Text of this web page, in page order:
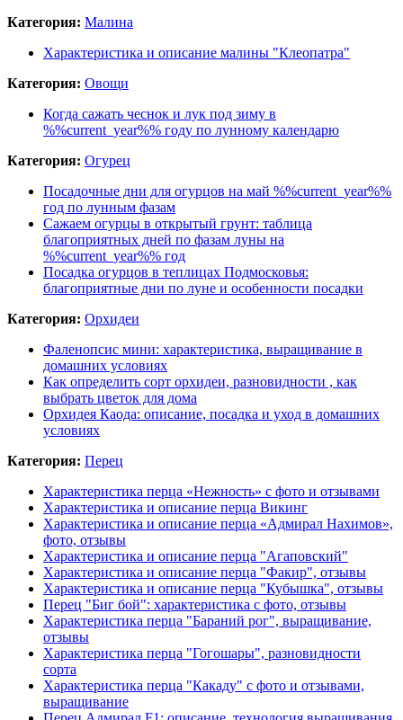
Категория: Малина
Характеристика и описание малины "Клеопатра"
Категория: Овощи
Когда сажать чеснок и лук под зиму в
%%current_year%% году по лунному календарю
Категория: Огурец
Посадочные дни для огурцов на май %%current_year%%
год по лунным фазам
Сажаем огурцы в открытый грунт: таблица
благоприятных дней по фазам луны на
%%current_year%% год
Посадка огурцов в теплицах Подмосковья:
благоприятные дни по луне и особенности посадки
Категория: Орхидеи
Фаленопсис мини: характеристика, выращивание в
домашних условиях
Как определить сорт орхидеи, разновидности , как
выбрать цветок для дома
Орхидея Каода: описание, посадка и уход в домашних
условиях
Категория: Перец
Характеристика перца «Нежность» с фото и отзывами
Характеристика и описание перца Викинг
Характеристика и описание перца «Адмирал Нахимов»,
фото, отзывы
Характеристика и описание перца "Агаповский"
Характеристика и описание перца "Факир", отзывы
Характеристика и описание перца "Кубышка", отзывы
Перец "Биг бой": характеристика с фото, отзывы
Характеристика перца "Бараний рог", выращивание,
отзывы
Характеристика перца "Гогошары", разновидности
сорта
Характеристика перца "Какаду" с фото и отзывами,
выращивание